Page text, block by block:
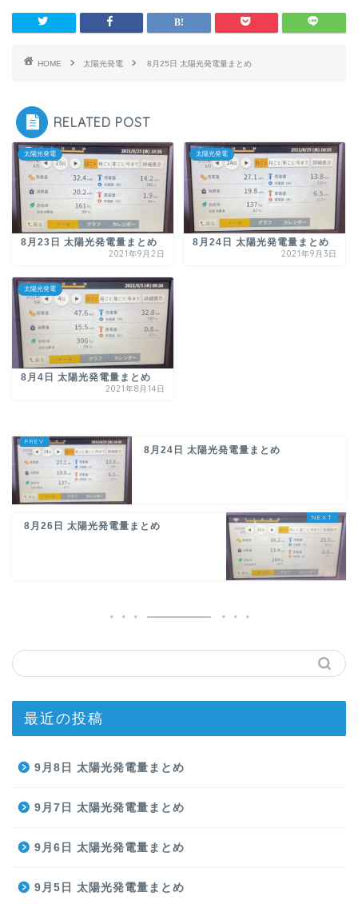
HOME 太陽光発電 8月25日 太陽光発電量まとめ
RELATED POST
太陽光発電
8月23日 太陽光発電量まとめ
2021年9月2日
太陽光発電
8月24日 太陽光発電量まとめ
2021年9月3日
太陽光発電
8月4日 太陽光発電量まとめ
2021年8月14日
8月24日 太陽光発電量まとめ
8月26日 太陽光発電量まとめ
最近の投稿
9月8日 太陽光発電量まとめ
9月7日 太陽光発電量まとめ
9月6日 太陽光発電量まとめ
9月5日 太陽光発電量まとめ